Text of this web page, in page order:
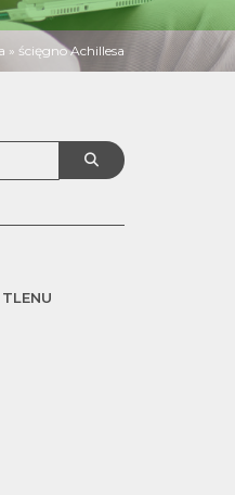
» ścięgno Achillesa